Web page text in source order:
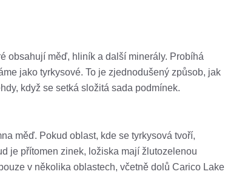
obsahují měď, hliník a další minerály. Probíhá
jako tyrkysové. To je zjednodušený způsob, jak
když se setká složitá sada podmínek.
měď. Pokud oblast, kde se tyrkysová tvoří,
je přítomen zinek, ložiska mají žlutozelenou
v několika oblastech, včetně dolů Carico Lake